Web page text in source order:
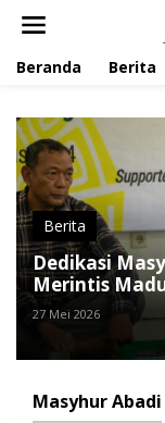
Beranda Berita
Berita
Dedikasi
Merintis
Peradaban
27 Mei 2026
Masyhur Abadi